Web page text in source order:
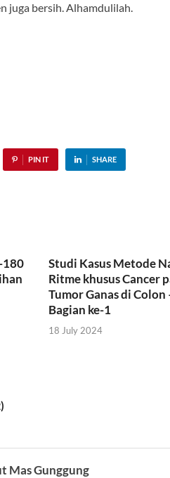
juga bersih. Alhamdulilah.
PIN IT SHARE
180
Studi Kasus Metode
Ritme khusus Cancer
Tumor Ganas di Colon
Bagian ke-1
18 July 2024
Mas Gunggung